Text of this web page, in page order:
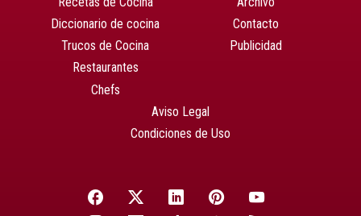
Diccionario de cocina
Trucos de Cocina
Restaurantes
Chefs
Contacto
Publicidad
Aviso Legal
Condiciones de Uso